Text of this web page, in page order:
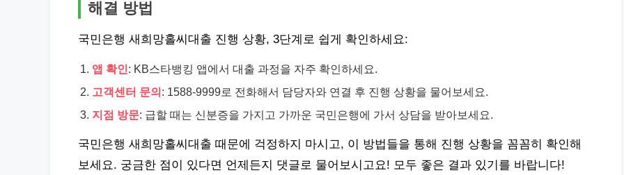
해결 방법
국민은행 새희망홀씨대출 진행 상황, 3단계로 쉽게 확인하세요:
앱 확인: KB스타뱅킹 앱에서 대출 과정을 자주 확인하세요.
고객센터 문의: 1588-9999로 전화해서 담당자와 연결 후 진행 상황을 물어보세요.
지점 방문: 급할 때는 신분증을 가지고 가까운 국민은행에 가서 상담을 받아보세요.
국민은행 새희망홀씨대출 때문에 걱정하지 마시고, 이 방법들을 통해 진행 상황을 꼼꼼히 확인해
보세요. 궁금한 점이 있다면 언제든지 댓글로 물어보시고요! 모두 좋은 결과 있기를 바랍니다!